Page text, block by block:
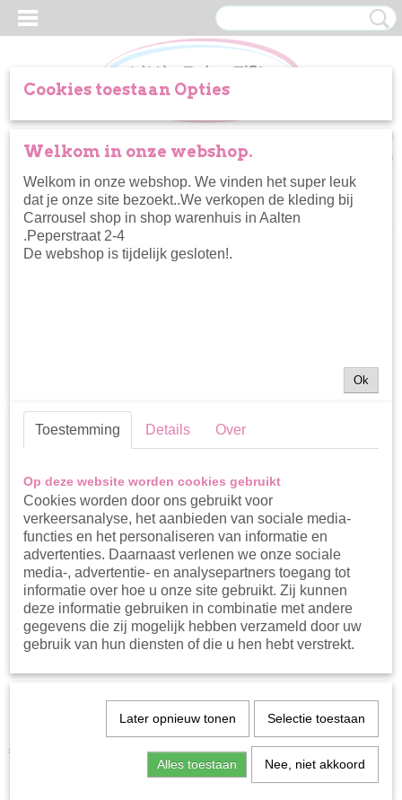
(0)
Home> Kleertjes> Rokje>Koko Noko pailletten skirt
Koko Noko pailletten skirt
€ 24,99
- Levertijd 1-3 werkdagen
Cookies toestaan Opties
Welkom in onze webshop.
Welkom in onze webshop. We vinden het super leuk
dat je onze site bezoekt..We verkopen de kleding bij
Carrousel shop in shop warenhuis in Aalten
.Peperstraat 2-4
De webshop is tijdelijk gesloten!.
Ok
Toestemming Details Over
Op deze website worden cookies gebruikt
Cookies worden door ons gebruikt voor
verkeersanalyse, het aanbieden van sociale media-
functies en het personaliseren van informatie en
advertenties. Daarnaast verlenen we onze sociale
media-, advertentie- en analysepartners toegang tot
informatie over hoe u onze site gebruikt. Zij kunnen
deze informatie gebruiken in combinatie met andere
gegevens die zij mogelijk hebben verzameld door uw
gebruik van hun diensten of die u hen hebt verstrekt.
Later opnieuw tonen Selectie toestaan
Alles toestaan Nee, niet akkoord